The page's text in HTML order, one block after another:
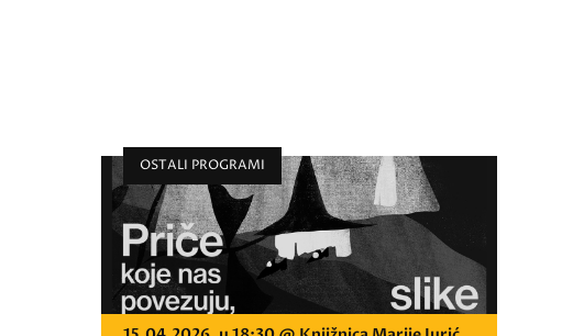
OSTALI PROGRAMI